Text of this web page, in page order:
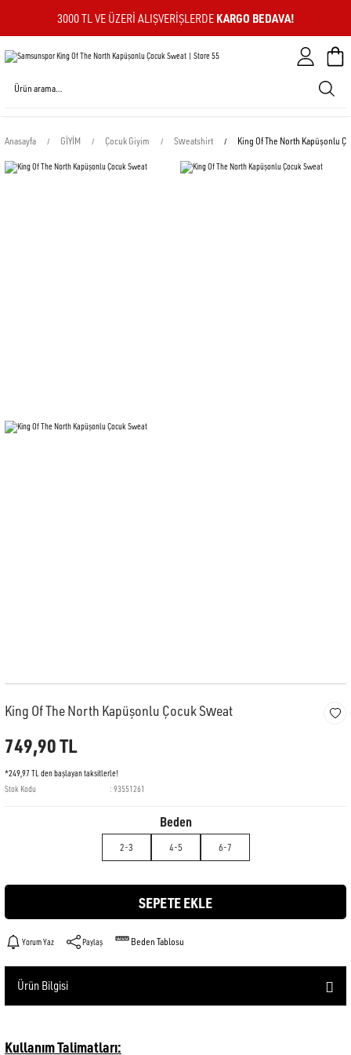
3000 TL VE ÜZERI ALIŞVERIŞLERDE KARGO BEDAVA!
Anasayfa GİYİM Çocuk Giyim Sweatshirt King Of The North Kapüşonlu
King Of The North Kapüşonlu Çocuk Sweat
749,90 TL
*249,97 TL den başlayan taksitlerle!
Stok Kodu
93551261
Beden
2-3 4-5 6-7
SEPETE EKLE
Yorum Yaz Paylaş Beden Tablosu
Ürün Bilgisi
Kullanım Talimatları: